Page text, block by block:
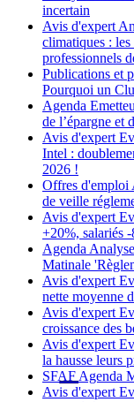
incertain
Avis d'expert
climatiques :
professionnels
Publications et
Pourquoi un
Agenda
de l’épargne et
Avis d'expert
Intel :
2026 !
Offres d'emploi
de veille
Avis d'expert
+20%, salariés
Agenda
Matinale
Avis d'expert
nette moyenne
Avis d'expert
croissance des
Avis d'expert
la hausse leurs
SFAF Agenda
Avis d'expert